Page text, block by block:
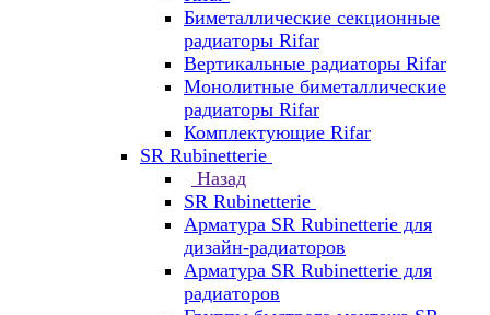
Биметаллические секционные
радиаторы Rifar
Вертикальные радиаторы Rifar
Монолитные биметаллические
радиаторы Rifar
Комплектующие Rifar
SR Rubinetterie
Назад
SR Rubinetterie
Арматура SR Rubinetterie для
дизайн-радиаторов
Арматура SR Rubinetterie для
радиаторов